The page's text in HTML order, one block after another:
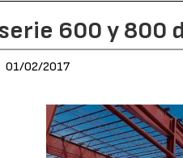
serie 600 y 800
01/02/2017